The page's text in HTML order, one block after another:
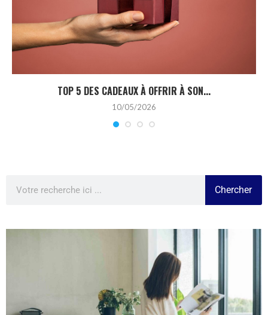
TOP 5 DES CADEAUX À OFFRIR À SON...
10/05/2026
Chercher